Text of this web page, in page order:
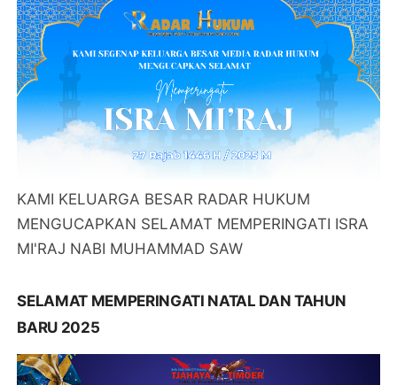
KAMI KELUARGA BESAR RADAR HUKUM
MENGUCAPKAN SELAMAT MEMPERINGATI ISRA
MI'RAJ NABI MUHAMMAD SAW
SELAMAT MEMPERINGATI NATAL DAN TAHUN
BARU 2025